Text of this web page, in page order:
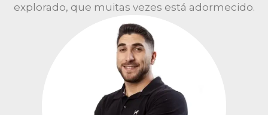
explorado, que muitas vezes está adormecido.